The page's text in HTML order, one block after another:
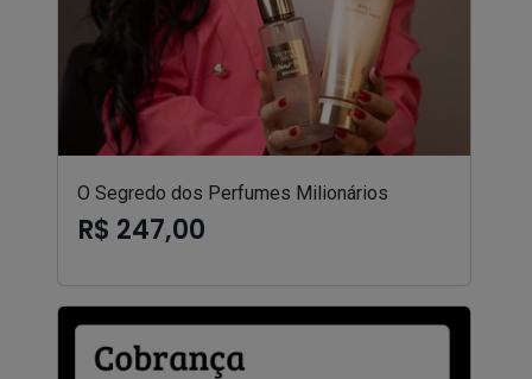
O Segredo dos Perfumes Milionários
R$ 247,00